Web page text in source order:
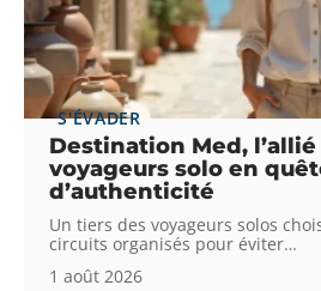
S'ÉVADER
Destination Med,
voyageurs solo en
d’authenticité
Un tiers des voyageurs solos
circuits organisés pour éviter…
1 août 2026